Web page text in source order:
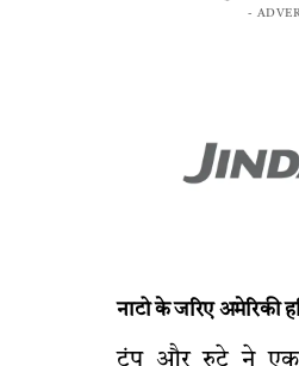
-
नाटो के जरिए अमेरिकी